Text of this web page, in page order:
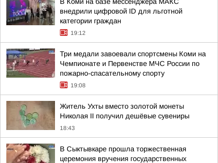
внедрили цифровой ID для льготной
категории граждан
19:12
Три медали завоевали спортсмены Коми на
Чемпионате и Первенстве МЧС России по
пожарно-спасательному спорту
19:08
Житель Ухты вместо золотой монеты
Николая II получил дешёвые сувениры
18:43
В Сыктывкаре прошла торжественная
церемония вручения государственных